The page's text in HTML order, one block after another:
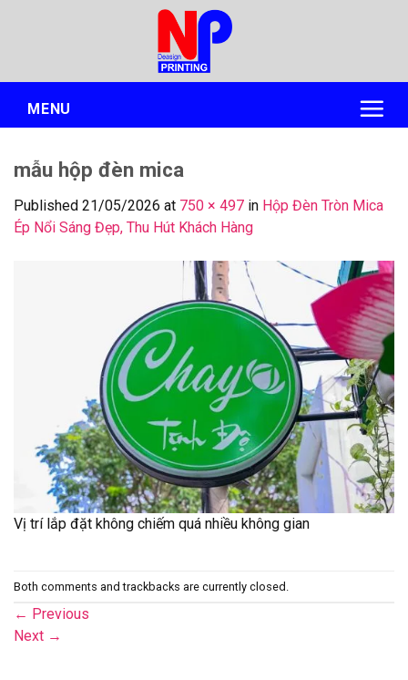
MENU
mẫu hộp đèn mica
Published 21/05/2026 at 750 × 497 in Hộp Đèn Tròn Mica
Ép Nổi Sáng Đẹp, Thu Hút Khách Hàng
Vị trí lắp đặt không chiếm quá nhiều không gian
Both comments and trackbacks are currently closed.
← Previous
Next →